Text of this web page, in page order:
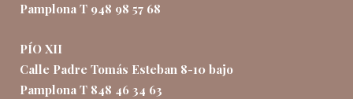
Pamplona T 948 98 57 68
PÍO XII
Calle Padre Tomás Esteban 8-10 bajo
Pamplona T 848 46 34 63